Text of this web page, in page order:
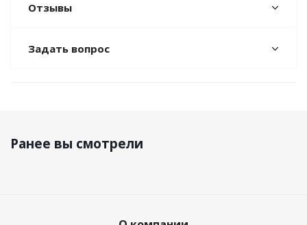
Отзывы
Задать вопрос
Ранее вы смотрели